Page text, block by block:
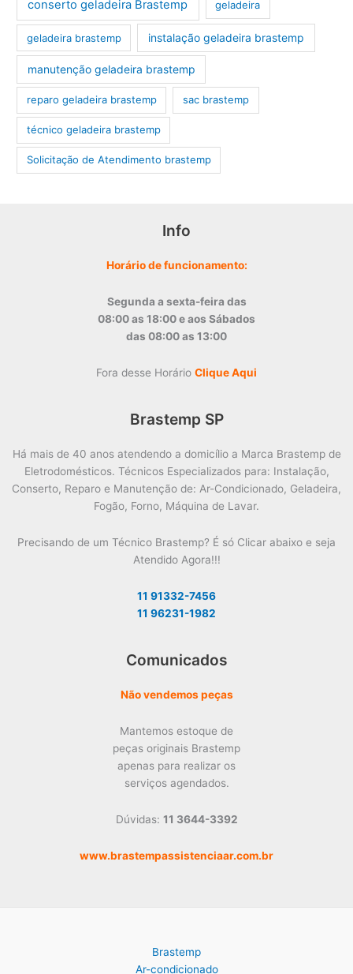
conserto geladeira Brastemp geladeira
geladeira brastemp instalação geladeira brastemp
manutenção geladeira brastemp
reparo geladeira brastemp sac brastemp
técnico geladeira brastemp
‎Solicitação de Atendimento brastemp
Info
Horário de funcionamento:
Segunda a sexta-feira das
08:00 as 18:00 e aos Sábados
das 08:00 as 13:00
Fora desse Horário Clique Aqui
Brastemp SP
Há mais de 40 anos atendendo a domicílio a Marca Brastemp de
Eletrodomésticos. Técnicos Especializados para: Instalação,
Conserto, Reparo e Manutenção de: Ar-Condicionado, Geladeira,
Fogão, Forno, Máquina de Lavar.
Precisando de um Técnico Brastemp? É só Clicar abaixo e seja
Atendido Agora!!!
11 91332-7456
11 96231-1982
Comunicados
Não vendemos peças
Mantemos estoque de
peças originais Brastemp
apenas para realizar os
serviços agendados.
Dúvidas: 11 3644-3392
www.brastempassistenciaar.com.br
Brastemp
Ar-condicionado